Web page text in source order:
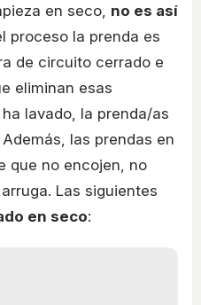
en seco, no es así
proceso la prenda es
de circuito cerrado e
eliminan esas
lavado, la prenda/as
Además, las prendas en
que no encojen, no
Las siguientes
en seco: